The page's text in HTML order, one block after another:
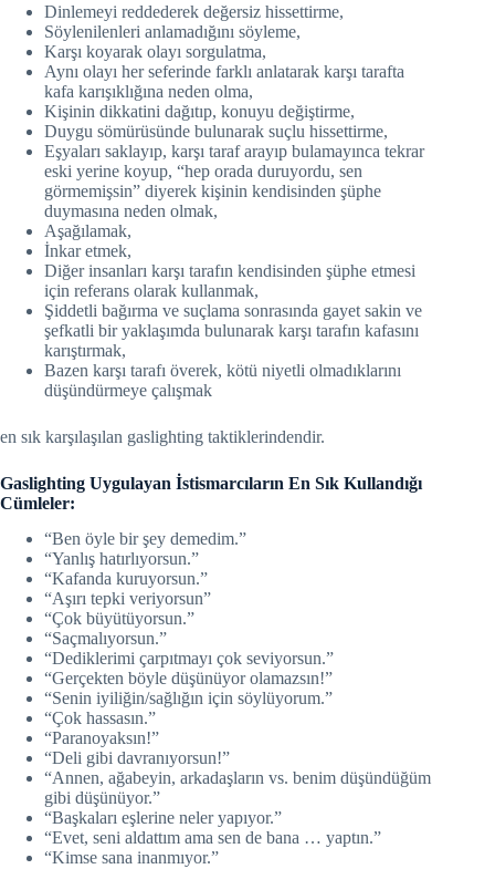
Dinlemeyi reddederek değersiz hissettirme,
Söylenilenleri anlamadığını söyleme,
Karşı koyarak olayı sorgulatma,
Aynı olayı her seferinde farklı anlatarak karşı tarafta
kafa karışıklığına neden olma,
Kişinin dikkatini dağıtıp, konuyu değiştirme,
Duygu sömürüsünde bulunarak suçlu hissettirme,
Eşyaları saklayıp, karşı taraf arayıp bulamayınca tekrar
eski yerine koyup, “hep orada duruyordu, sen
görmemişsin” diyerek kişinin kendisinden şüphe
duymasına neden olmak,
Aşağılamak,
İnkar etmek,
Diğer insanları karşı tarafın kendisinden şüphe etmesi
için referans olarak kullanmak,
Şiddetli bağırma ve suçlama sonrasında gayet sakin ve
şefkatli bir yaklaşımda bulunarak karşı tarafın kafasını
karıştırmak,
Bazen karşı tarafı överek, kötü niyetli olmadıklarını
düşündürmeye çalışmak
en sık karşılaşılan gaslighting taktiklerindendir.
Gaslighting Uygulayan İstismarcıların En Sık Kullandığı
Cümleler:
“Ben öyle bir şey demedim.”
“Yanlış hatırlıyorsun.”
“Kafanda kuruyorsun.”
“Aşırı tepki veriyorsun”
“Çok büyütüyorsun.”
“Saçmalıyorsun.”
“Dediklerimi çarpıtmayı çok seviyorsun.”
“Gerçekten böyle düşünüyor olamazsın!”
“Senin iyiliğin/sağlığın için söylüyorum.”
“Çok hassasın.”
“Paranoyaksın!”
“Deli gibi davranıyorsun!”
“Annen, ağabeyin, arkadaşların vs. benim düşündüğüm
gibi düşünüyor.”
“Başkaları eşlerine neler yapıyor.”
“Evet, seni aldattım ama sen de bana … yaptın.”
“Kimse sana inanmıyor.”